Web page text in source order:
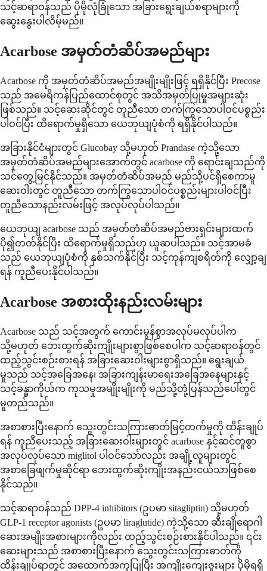
သင့်ဆရာဝန်သည် ပိုမိုလုံခြုံသော အခြားရွေးချယ်စရာများကို
ဆွေးနွေးပါလိမ့်မည်။
Acarbose အမှတ်တံဆိပ်အမည်များ
Acarbose ကို အမှတ်တံဆိပ်အမည်အမျိုးမျိုးဖြင့် ရရှိနိုင်ပြီး Precose
သည် အမေရိကန်ပြည်ထောင်စုတွင် အသိအမှတ်ပြုမှုအများဆုံး
ဖြစ်သည်။ သင့်ဆေးဆိုင်တွင် တူညီသော တက်ကြွသောပါဝင်ပစ္စည်း
ပါဝင်ပြီး ထိရောက်မှုရှိသော ယေဘုယျပုံစံကို ရရှိနိုင်ပါသည်။
အခြားနိုင်ငံများတွင် Glucobay သို့မဟုတ် Prandase ကဲ့သို့သော
အမှတ်တံဆိပ်အမည်များအောက်တွင် acarbose ကို ရောင်းချသည်ကို
သင်တွေ့မြင်နိုင်သည်။ အမှတ်တံဆိပ်အမည် မည်သို့ပင်ရှိစေကာမူ
ဆေးဝါးတွင် တူညီသော တက်ကြွသောပါဝင်ပစ္စည်းများပါဝင်ပြီး
တူညီသောနည်းလမ်းဖြင့် အလုပ်လုပ်ပါသည်။
ယေဘုယျ acarbose သည် အမှတ်တံဆိပ်အမည်ဗားရှင်းများထက်
ပို၍တတ်နိုင်ပြီး ထိရောက်မှုရှိသည်ဟု ယူဆပါသည်။ သင့်အာမခံ
သည် ယေဘုယျပုံစံကို နှစ်သက်နိုင်ပြီး သင့်ကုန်ကျစရိတ်ကို လျှော့ချ
ရန် ကူညီပေးနိုင်ပါသည်။
Acarbose အစားထိုးနည်းလမ်းများ
Acarbose သည် သင့်အတွက် ကောင်းမွန်စွာအလုပ်မလုပ်ပါက
သို့မဟုတ် ဘေးထွက်ဆိုးကျိုးများစွာဖြစ်စေပါက သင့်ဆရာဝန်တွင်
ထည့်သွင်းစဉ်းစားရန် အခြားဆေးဝါးများစွာရှိသည်။ ရွေးချယ်
မှုသည် သင့်အခြေအနေ၊ အခြားကျန်းမာရေးအခြေအနေများနှင့်
သင့်ခန္ဓာကိုယ်က ကုသမှုအမျိုးမျိုးကို မည်သို့တုံ့ပြန်သည်ပေါ်တွင်
မူတည်သည်။
အစာစားပြီးနောက် သွေးတွင်းသကြားဓာတ်မြင့်တက်မှုကို ထိန်းချုပ်
ရန် ကူညီပေးသည့် အခြားဆေးဝါးများတွင် acarbose နှင့်ဆင်တူစွာ
အလုပ်လုပ်သော miglitol ပါဝင်သော်လည်း အချို့လူများတွင်
အစာခြေဖျက်မှုဆိုင်ရာ ဘေးထွက်ဆိုးကျိုးအနည်းငယ်သာဖြစ်စေ
နိုင်သည်။
သင့်ဆရာဝန်သည် DPP-4 inhibitors (ဥပမာ sitagliptin) သို့မဟုတ်
GLP-1 receptor agonists (ဥပမာ liraglutide) ကဲ့သို့သော ဆီးချိုရောဂါ
ဆေးအမျိုးအစားများကိုလည်း ထည့်သွင်းစဉ်းစားနိုင်ပါသည်။ ၎င်း
ဆေးများသည် အစာစားပြီးနောက် သွေးတွင်းသကြားဓာတ်ကို
ထိန်းချုပ်ရာတွင် အထောက်အကူပြုပြီး အကျိုးကျေးဇူးများ ပိုမိုရရှိ